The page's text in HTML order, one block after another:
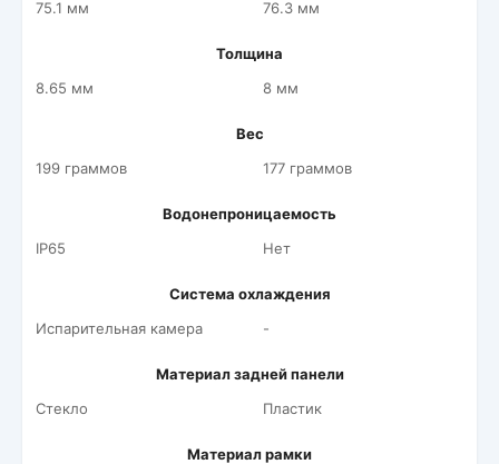
75.1 мм 76.3 мм
Толщина
8.65 мм
8 мм
Вес
199 граммов
177 граммов
Водонепроницаемость
IP65
Нет
Система охлаждения
Испарительная камера
-
Материал задней панели
Стекло
Пластик
Материал рамки